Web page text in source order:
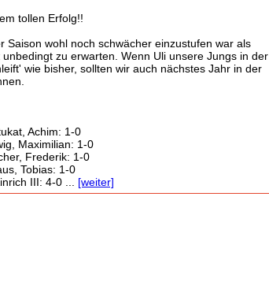
tollen Erfolg!!
Saison wohl noch schwächer einzustufen war als
zu erwarten. Wenn Uli unsere Jungs in der
wie bisher, sollten wir auch nächstes Jahr in der
Achim: 1-0
Maximilian: 1-0
Frederik: 1-0
Tobias: 1-0
III: 4-0 ... [weiter]